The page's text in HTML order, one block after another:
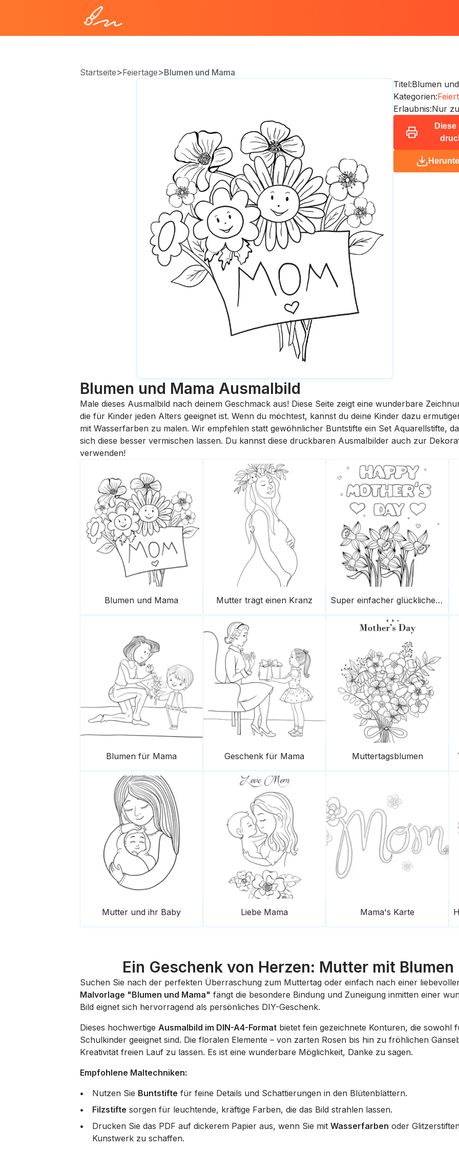
Startseite>Feiertage>Blumen und Mama
Titel:Blumen
Kategorien:
Erlaubnis:Nur
Diese
Blumen und Mama Ausmalbild
Male dieses Ausmalbild nach deinem Geschmack aus! Diese Seite zeigt eine wunderbare
die für Kinder jeden Alters geeignet ist. Wenn du möchtest, kannst du deine Kinder dazu
mit Wasserfarben zu malen. Wir empfehlen statt gewöhnlicher Buntstifte ein Set Aquarellstifte, da
sich diese besser vermischen lassen. Du kannst diese druckbaren Ausmalbilder auch zur
verwenden!
Blumen und Mama Mutter trägt einen Kranz Super einfacher glücklicher Muttertag
Blumen für Mama Geschenk für Mama Muttertagsblumen
Mutter und ihr Baby Liebe Mama Mama's Karte
Ein Geschenk von Herzen: Mutter mit
Suchen Sie nach der perfekten Überraschung zum Muttertag oder einfach nach einer
Malvorlage "Blumen und Mama" fängt die besondere Bindung und Zuneigung inmitten einer
Bild eignet sich hervorragend als persönliches DIY-Geschenk.
Dieses hochwertige Ausmalbild im DIN-A4-Format bietet fein gezeichnete Konturen, die sowohl
Schulkinder geeignet sind. Die floralen Elemente – von zarten Rosen bis hin zu fröhlichen
Kreativität freien Lauf zu lassen. Es ist eine wunderbare Möglichkeit, Danke zu sagen.
Empfohlene Maltechniken:
Nutzen Sie Buntstifte für feine Details und Schattierungen in den Blütenblättern.
Filzstifte sorgen für leuchtende, kräftige Farben, die das Bild strahlen lassen.
Drucken Sie das PDF auf dickerem Papier aus, wenn Sie mit Wasserfarben oder
Kunstwerk zu schaffen.